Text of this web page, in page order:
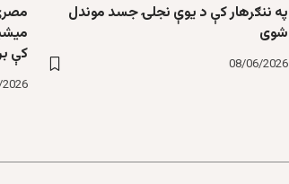
په ننګرهار کې د یوې نجلۍ جسد موندل
شوی
08/06/2026
کې